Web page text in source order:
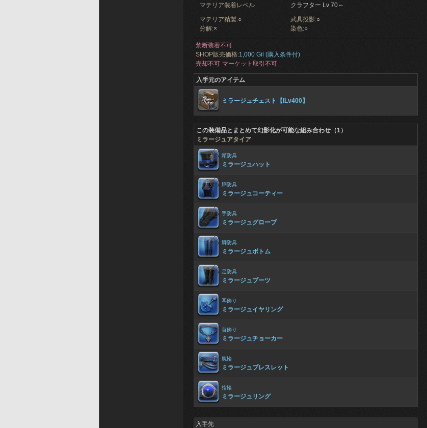
マテリア装着レベル
クラフター Lv 70～
マテリア精製:○ 武具投影:○
分解:× 染色:○
禁断装着不可
SHOP販売価格:1,000 Gil (購入条件付)
売却不可 マーケット取引不可
入手元のアイテム
ミラージュチェスト【ILv400】
この装備品とまとめて幻影化が可能な組み合わせ（1）
ミラージュアタイア
頭防具
ミラージュハット
胴防具
ミラージュコーティー
手防具
ミラージュグローブ
脚防具
ミラージュボトム
足防具
ミラージュブーツ
耳飾り
ミラージュイヤリング
首飾り
ミラージュチョーカー
腕輪
ミラージュブレスレット
指輪
ミラージュリング
入手先